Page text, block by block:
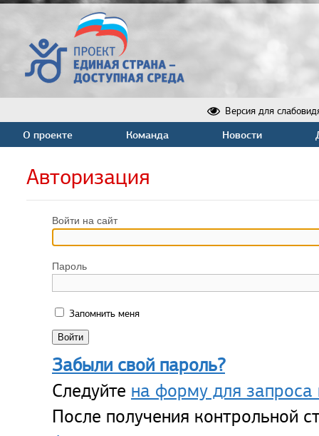
Версия для
О проекте Команда Новости
Авторизация
Войти на сайт
Пароль
Запомнить меня
Забыли свой пароль?
Следуйте на форму для запроса
После получения контрольной